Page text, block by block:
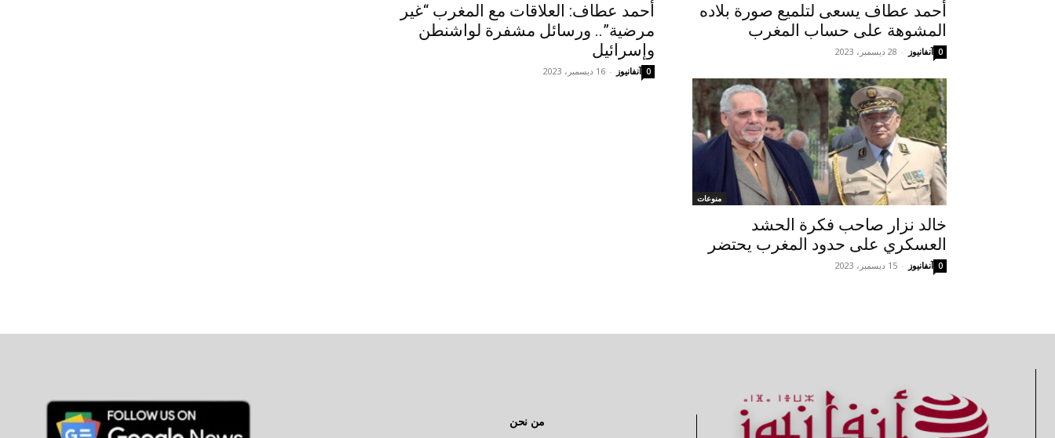
أحمد عطاف يسعى لتلميع صورة بلاده
المشوهة على حساب المغرب
آنفانيوز - 28 ديسمبر، 2023 0
أحمد عطاف: العلاقات مع المغرب “غير
مرضية”.. ورسائل مشفرة لواشنطن
وإسرائيل
آنفانيوز - 16 ديسمبر، 2023 0
منوعات
خالد نزار صاحب فكرة الحشد
العسكري على حدود المغرب يحتضر
آنفانيوز - 15 ديسمبر، 2023 0
من نحن